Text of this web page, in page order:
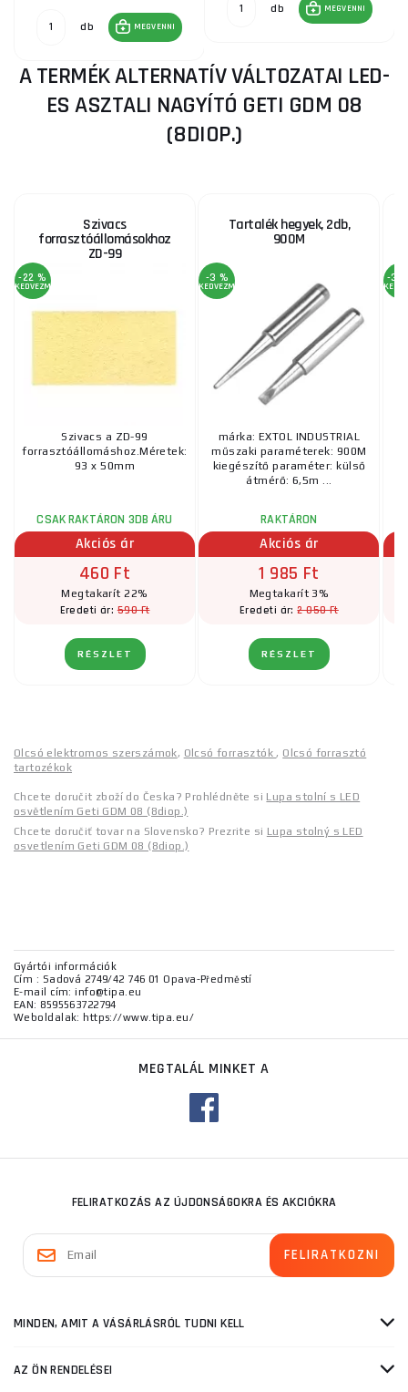
db MEGVENNI
db MEGVENNI
A TERMÉK ALTERNATÍV VÁLTOZATAI LED-
ES ASZTALI NAGYÍTÓ GETI GDM 08
(8DIOP.)
Szivacs
forrasztóállomásokhoz
ZD-99
-22 %
KEDVEZMÉNY
Szivacs a ZD-99
forrasztóállomáshoz.Méretek:
93 x 50mm
CSAK RAKTÁRON 3DB ÁRU
Akciós ár
460 Ft
Megtakarít 22%
Eredeti ár:590 Ft
RÉSZLET
Tartalék hegyek, 2db,
900M
-3 %
KEDVEZMÉNY
márka: EXTOL INDUSTRIAL
műszaki paraméterek: 900M
kiegészítő paraméter: külső
átmérő: 6,5m ...
RAKTÁRON
Akciós ár
1 985 Ft
Megtakarít 3%
Eredeti ár:2 050 Ft
RÉSZLET
-37
Olcsó elektromos szerszámok, Olcsó forrasztók, Olcsó forrasztó
tartozékok
Chcete doručit zboží do Česka? Prohlédněte si Lupa stolní s LED
osvětlením Geti GDM 08 (8diop.)
Chcete doručiť tovar na Slovensko? Prezrite si Lupa stolný s LED
osvetlením Geti GDM 08 (8diop.)
Gyártói információk
Cím : Sadová 2749/42 746 01 Opava-Předměstí
E-mail cím: info@tipa.eu
EAN: 8595563722794
Weboldalak: https://www.tipa.eu/
MEGTALÁL MINKET A
FELIRATKOZÁS AZ ÚJDONSÁGOKRA ÉS AKCIÓKRA
MINDEN, AMIT A VÁSÁRLÁSRÓL TUDNI KELL
AZ ÖN RENDELÉSEI